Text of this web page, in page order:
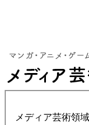
メディア芸術領